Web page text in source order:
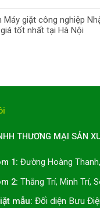
Máy giặt công nghiệp
tốt nhất tại Hà Nội
THƯƠNG MẠI SẢN
1: Đường Hoàng
2: Thắng Trí, Minh Trí,
mẫu: Đối diện Bưu